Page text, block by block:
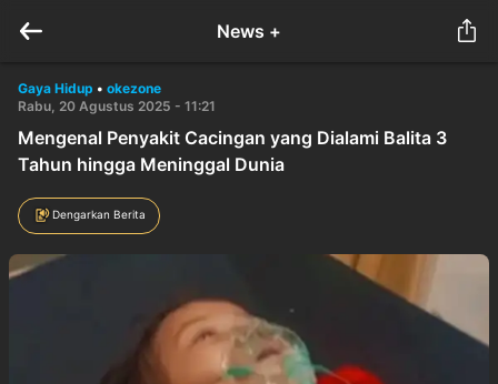
News +
Gaya Hidup • okezone
Rabu, 20 Agustus 2025 - 11:21
Mengenal Penyakit Cacingan yang Dialami Balita 3
Tahun hingga Meninggal Dunia
Dengarkan Berita